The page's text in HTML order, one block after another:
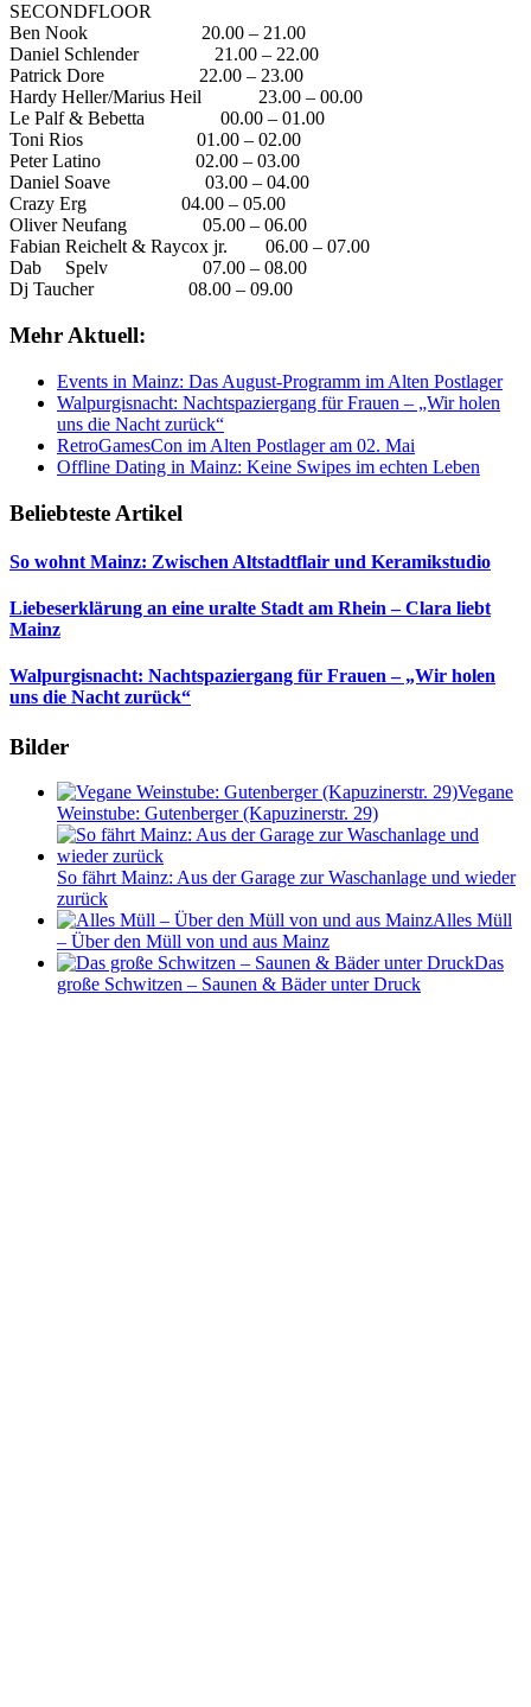
SECONDFLOOR
Ben Nook 20.00 – 21.00
Daniel Schlender 21.00 – 22.00
Patrick Dore 22.00 – 23.00
Hardy Heller/Marius Heil 23.00 – 00.00
Le Palf & Bebetta 00.00 – 01.00
Toni Rios 01.00 – 02.00
Peter Latino 02.00 – 03.00
Daniel Soave 03.00 – 04.00
Crazy Erg 04.00 – 05.00
Oliver Neufang 05.00 – 06.00
Fabian Reichelt & Raycox jr. 06.00 – 07.00
Dab Spelv 07.00 – 08.00
Dj Taucher 08.00 – 09.00
Mehr Aktuell:
Events in Mainz: Das August-Programm im Alten Postlager
Walpurgisnacht: Nachtspaziergang für Frauen – „Wir holen
uns die Nacht zurück“
RetroGamesCon im Alten Postlager am 02. Mai
Offline Dating in Mainz: Keine Swipes im echten Leben
Beliebteste Artikel
So wohnt Mainz: Zwischen Altstadtflair und Keramikstudio
Liebeserklärung an eine uralte Stadt am Rhein – Clara liebt
Mainz
Walpurgisnacht: Nachtspaziergang für Frauen – „Wir holen
uns die Nacht zurück“
Bilder
Vegane
Weinstube: Gutenberger (Kapuzinerstr. 29)
So fährt Mainz: Aus der Garage zur Waschanlage und wieder
zurück
Alles Müll
– Über den Müll von und aus Mainz
Das
große Schwitzen – Saunen & Bäder unter Druck